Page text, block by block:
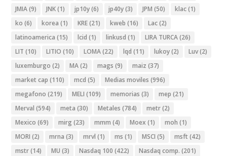
JMIA(9) JNK(1) jp10y(6) jp40y(3) JPM (50) klac(1)
ko (6) korea (1) KRE(21) kweb (16) Lac(2)
latinoamerica (15) lcid (1) linkusd (1) LIRA TURCA(26)
LIT (10) LITIO (10) LOMA(22) lqd (11) lukoy(2) Luv(2)
luxemburgo (2) MA(2) mags (9) maiz (37)
market cap (110) mcd (5) Medias moviles (996)
megafono (219) MELI (109) memorias (3) mep (21)
Merval (594) meta (30) Metales (784) metr(2)
Mexico (69) mirg (23) mmm (4) Moex (1) moh (1)
MORI (2) mrna (3) mrvl (1) ms (1) MSCI (5) msft (42)
mstr(14) MU (3) Nasdaq 100 (422) Nasdaq comp. (201)